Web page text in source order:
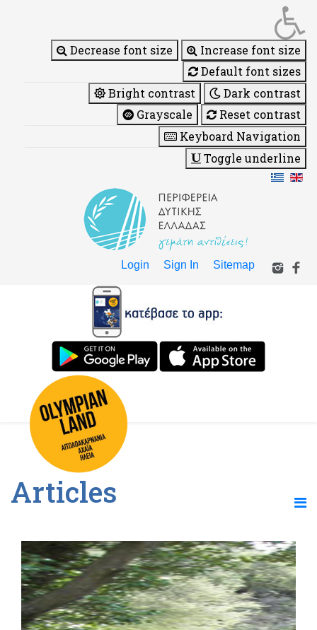
Decrease font size
Increase font size
Default font sizes
Bright contrast
Dark contrast
Grayscale
Reset contrast
Keyboard Navigation
Toggle underline
Login Sign In Sitemap
Articles